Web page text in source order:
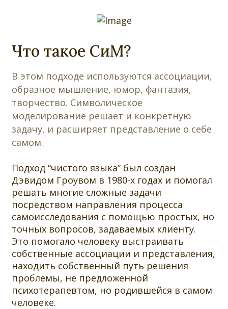
Что такое СиМ?
В этом подходе используются ассоциации,
образное мышление, юмор, фантазия,
творчество. Символическое
моделирование решает и конкретную
задачу, и расширяет представление о себе
самом.
Подход “чистого языка” был создан
Дэвидом Гроувом в 1980-х годах и помогал
решать многие сложные задачи
посредством направления процесса
самоисследования с помощью простых, но
точных вопросов, задаваемых клиенту.
Это помогало человеку выстраивать
собственные ассоциации и представления,
находить собственный путь решения
проблемы, не предложенной
психотерапевтом, но родившейся в самом
человеке.